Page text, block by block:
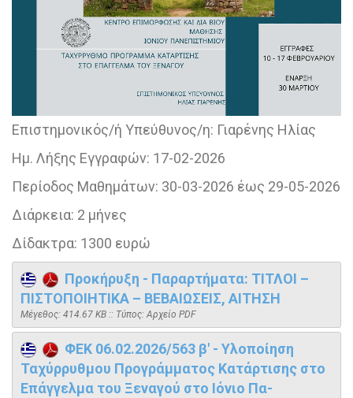
Επιστημονικός/ή Υπεύθυνος/η: Γιαρένης Ηλίας
Ημ. Λήξης Εγγραφών: 17-02-2026
Περίοδος Μαθημάτων: 30-03-2026 έως 29-05-2026
Διάρκεια: 2 μήνες
Δίδακτρα: 1300 ευρώ
Προκήρυξη - Παραρτήματα: ΤΙΤΛΟΙ –
ΠΙΣΤΟΠΟΙΗΤΙΚΑ – ΒΕΒΑΙΩΣΕΙΣ, ΑΙΤΗΣΗ
Mέγεθος: 414.67 KB :: Τύπος: Αρχείο PDF
ΦΕΚ 06.02.2026/563 β' - Υλοποίηση
Ταχύρρυθμου Προγράμματος Κατάρτισης στο
Επάγγελμα του Ξεναγού στο Ιόνιο Πα-